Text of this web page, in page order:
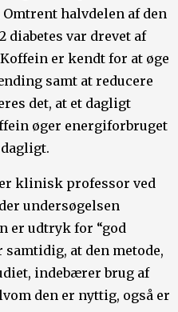
halvdelen af den
diabetes var drevet af
er kendt for at øge
samt at reducere
det, at et dagligt
øger energiforbruget
klinisk professor ved
undersøgelsen
er udtryk for “god
at den metode,
indebærer brug af
den er nyttig, også er